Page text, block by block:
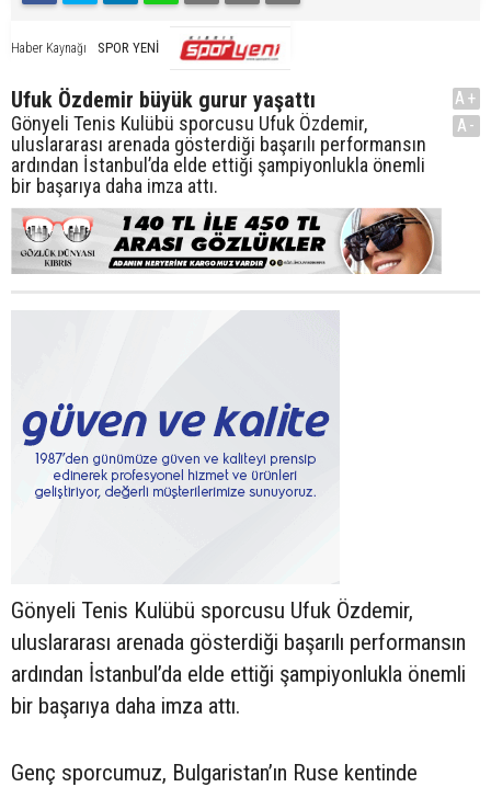
Haber Kaynağı SPOR YENİ
Ufuk Özdemir büyük gurur yaşattı
Gönyeli Tenis Kulübü sporcusu Ufuk Özdemir,
uluslararası arenada gösterdiği başarılı performansın
ardından İstanbul’da elde ettiği şampiyonlukla önemli
bir başarıya daha imza attı.
A+
A-
Gönyeli Tenis Kulübü sporcusu Ufuk Özdemir,
uluslararası arenada gösterdiği başarılı performansın
ardından İstanbul’da elde ettiği şampiyonlukla önemli
bir başarıya daha imza attı.
Genç sporcumuz, Bulgaristan’ın Ruse kentinde